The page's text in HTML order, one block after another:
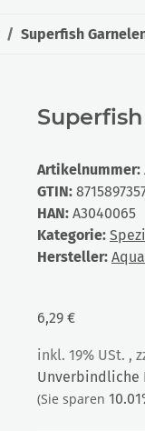
Superfish
Artikelnummer:
GTIN:
HAN: A3040065
Kategorie:
Hersteller:
6,29 €
inkl. 19% USt. ,
Unverbindliche
(Sie sparen